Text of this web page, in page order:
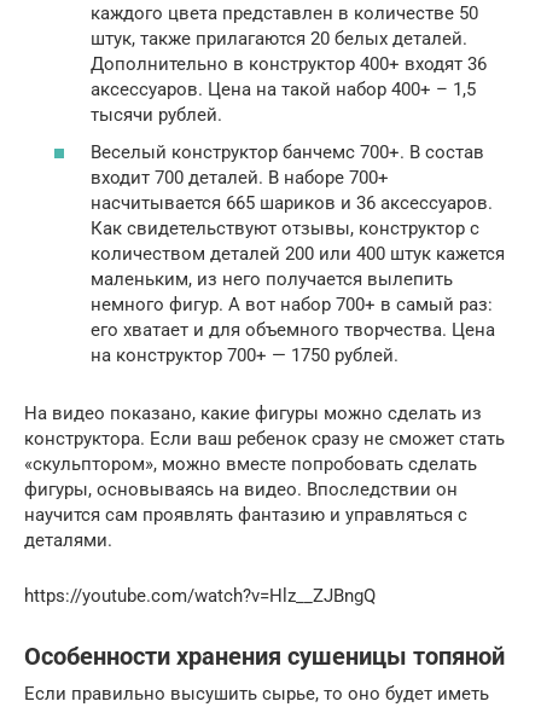
каждого цвета представлен в количестве 50
штук, также прилагаются 20 белых деталей.
Дополнительно в конструктор 400+ входят 36
аксессуаров. Цена на такой набор 400+ – 1,5
тысячи рублей.
Веселый конструктор банчемс 700+. В состав
входит 700 деталей. В наборе 700+
насчитывается 665 шариков и 36 аксессуаров.
Как свидетельствуют отзывы, конструктор с
количеством деталей 200 или 400 штук кажется
маленьким, из него получается вылепить
немного фигур. А вот набор 700+ в самый раз:
его хватает и для объемного творчества. Цена
на конструктор 700+ — 1750 рублей.
На видео показано, какие фигуры можно сделать из
конструктора. Если ваш ребенок сразу не сможет стать
«скульптором», можно вместе попробовать сделать
фигуры, основываясь на видео. Впоследствии он
научится сам проявлять фантазию и управляться с
деталями.
https://youtube.com/watch?v=Hlz__ZJBngQ
Особенности хранения сушеницы топяной
Если правильно высушить сырье, то оно будет иметь